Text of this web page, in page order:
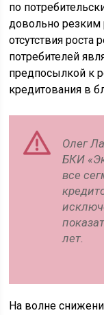
по
довольно резким
отсутствия роста
потребителей
предпосылкой к
кредитования в
Олег
БКИ
все
лет.
На волне